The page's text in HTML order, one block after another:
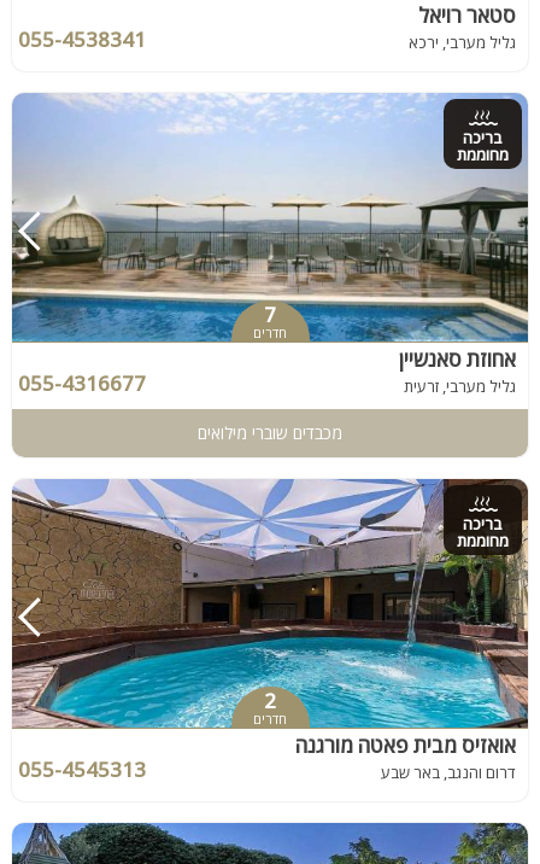
סטאר רויאל
גליל מערבי, ירכא 055-4538341
בריכה
מחוממת
7
חדרים
אחוזת סאנשיין
גליל מערבי, זרעית 055-4316677
מכבדים שוברי מילואים
בריכה
מחוממת
2
חדרים
אואזיס מבית פאטה מורגנה
דרום והנגב, באר שבע 055-4545313